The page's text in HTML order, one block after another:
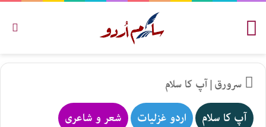
سرورق|آپ کا سلام
آپ کا سلام اردو غزلیات شعر و شاعری